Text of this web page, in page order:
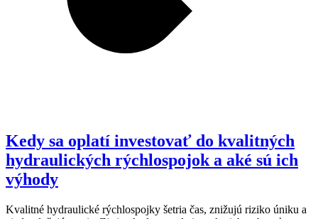
Kedy sa oplatí investovať do kvalitných
hydraulických rýchlospojok a aké sú ich
výhody
Kvalitné hydraulické rýchlospojky šetria čas, znižujú riziko úniku a